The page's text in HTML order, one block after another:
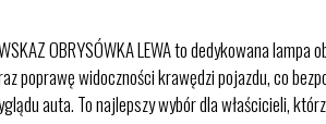
OBRYSÓWKA LEWA to dedykowana
poprawę widoczności krawędzi pojazdu, co
auta. To najlepszy wybór dla właścicieli,